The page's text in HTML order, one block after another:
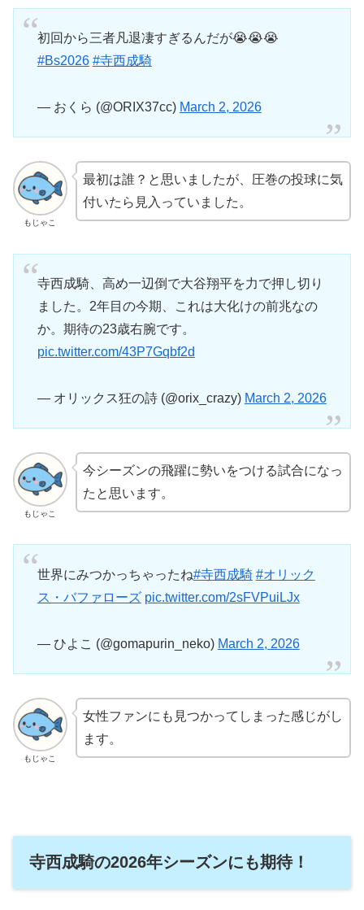
初回から三者凡退凄すぎるんだが😭😭😭
#Bs2026 #寺西成騎
— おくら (@ORIX37cc) March 2, 2026
もじゃこ
最初は誰？と思いましたが、圧巻の投球に気
付いたら見入っていました。
寺西成騎、高め一辺倒で大谷翔平を力で押し切り
ました。2年目の今期、これは大化けの前兆なの
か。期待の23歳右腕です。
pic.twitter.com/43P7Gqbf2d
— オリックス狂の詩 (@orix_crazy) March 2, 2026
もじゃこ
今シーズンの飛躍に勢いをつける試合になっ
たと思います。
世界にみつかっちゃったね#寺西成騎 #オリック
ス・バファローズ pic.twitter.com/2sFVPuiLJx
— ひよこ (@gomapurin_neko) March 2, 2026
もじゃこ
女性ファンにも見つかってしまった感じがし
ます。
寺西成騎の2026年シーズンにも期待！